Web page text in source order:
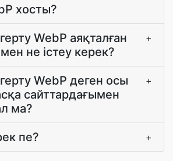
хосты?
WebP аяқталған
не істеу керек?
+
WebP деген осы
сайттардағымен
ма?
+
пе? +